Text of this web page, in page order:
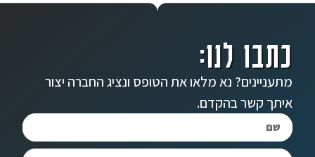
כתבו לנו:
מתעניינים? נא מלאו את הטופס ונציג החברה יצור
איתך קשר בהקדם.